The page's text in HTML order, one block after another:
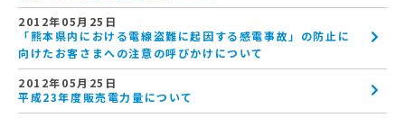
2012年05月25日
「熊本県内における電線盗難に起因する感電事故」の防止に
向けたお客さまへの注意の呼びかけについて
2012年05月25日
平成23年度販売電力量について